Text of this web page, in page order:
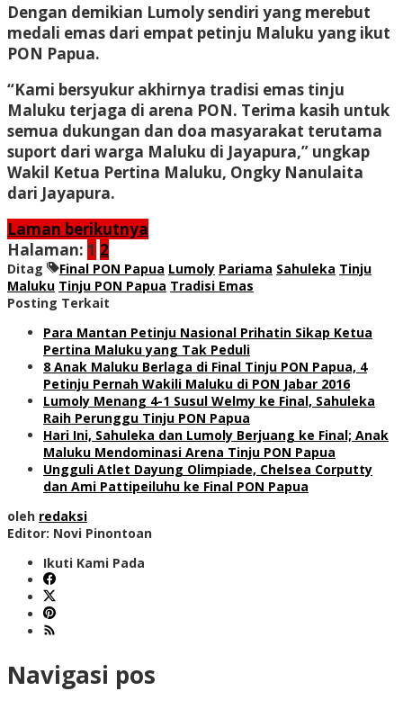
Dengan demikian Lumoly sendiri yang merebut
medali emas dari empat petinju Maluku yang ikut
PON Papua.
“Kami bersyukur akhirnya tradisi emas tinju
Maluku terjaga di arena PON. Terima kasih untuk
semua dukungan dan doa masyarakat terutama
suport dari warga Maluku di Jayapura,” ungkap
Wakil Ketua Pertina Maluku, Ongky Nanulaita
dari Jayapura.
Laman berikutnya
Halaman: 1 2
Ditag Final PON Papua Lumoly Pariama Sahuleka Tinju
Maluku Tinju PON Papua Tradisi Emas
Posting Terkait
Para Mantan Petinju Nasional Prihatin Sikap Ketua
Pertina Maluku yang Tak Peduli
8 Anak Maluku Berlaga di Final Tinju PON Papua, 4
Petinju Pernah Wakili Maluku di PON Jabar 2016
Lumoly Menang 4-1 Susul Welmy ke Final, Sahuleka
Raih Perunggu Tinju PON Papua
Hari Ini, Sahuleka dan Lumoly Berjuang ke Final; Anak
Maluku Mendominasi Arena Tinju PON Papua
Ungguli Atlet Dayung Olimpiade, Chelsea Corputty
dan Ami Pattipeiluhu ke Final PON Papua
oleh redaksi
Editor: Novi Pinontoan
Ikuti Kami Pada
Navigasi pos